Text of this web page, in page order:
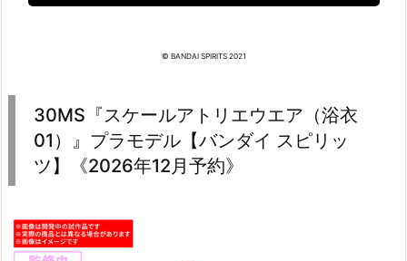
© BANDAI SPIRITS 2021
30MS『スケールアトリエウエア（浴衣
01）』プラモデル【バンダイ スピリッ
ツ】《2026年12月予約》